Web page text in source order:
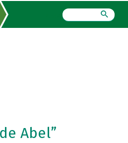
Abel”